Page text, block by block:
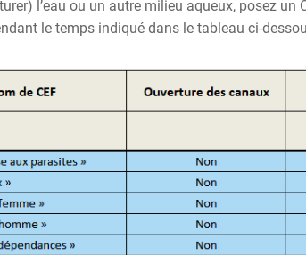
l’eau ou un autre milieu aqueux, posez un
le temps indiqué dans le tableau ci-